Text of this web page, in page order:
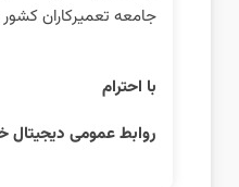
جامعه تعمیرکاران
با احترام
روابط عمومی دیجیتال